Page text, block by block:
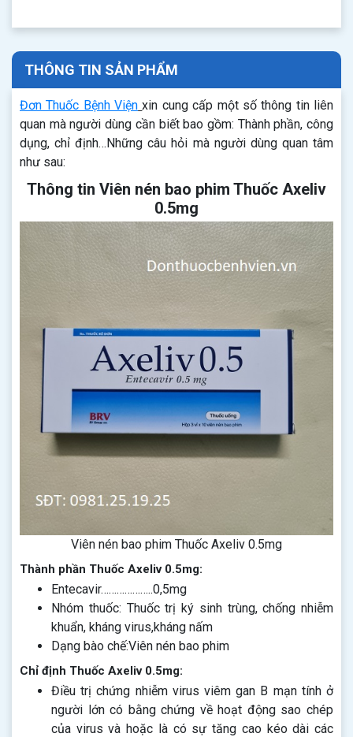
THÔNG TIN SẢN PHẨM
Đơn Thuốc Bệnh Viện xin cung cấp một số thông tin liên
quan mà người dùng cần biết bao gồm: Thành phần, công
dụng, chỉ định…Những câu hỏi mà người dùng quan tâm
như sau:
Thông tin Viên nén bao phim Thuốc Axeliv
0.5mg
Viên nén bao phim Thuốc Axeliv 0.5mg
Thành phần Thuốc Axeliv 0.5mg:
Entecavir………………..0,5mg
Nhóm thuốc: Thuốc trị ký sinh trùng, chống nhiễm
khuẩn, kháng virus,kháng nấm
Dạng bào chế:Viên nén bao phim
Chỉ định Thuốc Axeliv 0.5mg:
Điều trị chứng nhiễm virus viêm gan B mạn tính ở
người lớn có bằng chứng về hoạt động sao chép
của virus và hoặc là có sự tăng cao kéo dài các